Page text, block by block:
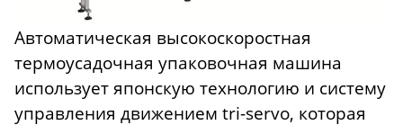
Автоматическая высокоскоростная
термоусадочная упаковочная машина
использует японскую технологию и систему
управления движением tri-servo, которая